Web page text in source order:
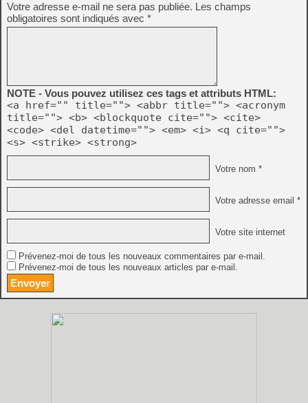
Votre adresse e-mail ne sera pas publiée. Les champs
obligatoires sont indiqués avec *
NOTE - Vous pouvez utilisez ces tags et attributs HTML:
<a href="" title=""> <abbr title=""> <acronym
title=""> <b> <blockquote cite=""> <cite>
<code> <del datetime=""> <em> <i> <q cite="">
<s> <strike> <strong>
Votre nom *
Votre adresse email *
Votre site internet
Prévenez-moi de tous les nouveaux commentaires par e-mail.
Prévenez-moi de tous les nouveaux articles par e-mail.